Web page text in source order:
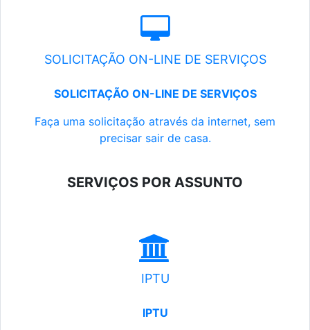
SOLICITAÇÃO ON-LINE DE SERVIÇOS
SOLICITAÇÃO ON-LINE DE SERVIÇOS
Faça uma solicitação através da internet, sem
precisar sair de casa.
SERVIÇOS POR ASSUNTO
IPTU
IPTU